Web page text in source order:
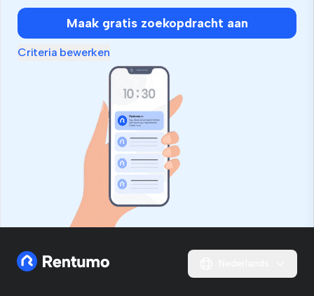
bent,
negeer
dit
Maak gratis zoekopdracht aan
Criteria bewerken